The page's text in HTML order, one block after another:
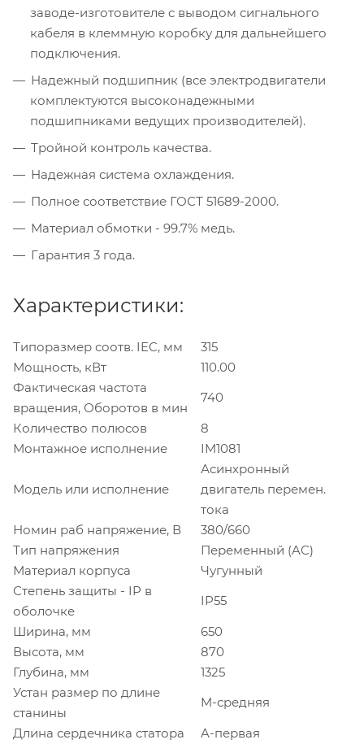
заводе-изготовителе с выводом сигнального
кабеля в клеммную коробку для дальнейшего
подключения.
Надежный подшипник (все электродвигатели
комплектуются высоконадежными
подшипниками ведущих производителей).
Тройной контроль качества.
Надежная система охлаждения.
Полное соответствие ГОСТ 51689-2000.
Материал обмотки - 99.7% медь.
Гарантия 3 года.
Характеристики:
Типоразмер соотв. IEC, мм
315
Мощность, кВт
110.00
Фактическая частота
вращения, Оборотов в мин
740
Количество полюсов
8
Монтажное исполнение
IM1081
Модель или исполнение
Асинхронный
двигатель перемен.
тока
Номин раб напряжение, В
380/660
Тип напряжения
Переменный (AC)
Материал корпуса
Чугунный
Степень защиты - IP в
оболочке
IP55
Ширина, мм
650
Высота, мм
870
Глубина, мм
1325
Устан размер по длине
станины
M-средняя
Длина сердечника статора
A-первая